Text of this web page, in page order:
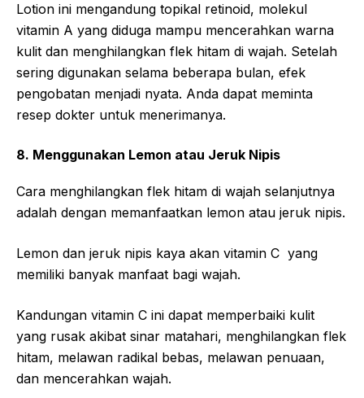
Lotion ini mengandung topikal retinoid, molekul
vitamin A yang diduga mampu mencerahkan warna
kulit dan menghilangkan flek hitam di wajah. Setelah
sering digunakan selama beberapa bulan, efek
pengobatan menjadi nyata. Anda dapat meminta
resep dokter untuk menerimanya.
8. Menggunakan Lemon atau Jeruk Nipis
Cara menghilangkan flek hitam di wajah selanjutnya
adalah dengan memanfaatkan lemon atau jeruk nipis.
Lemon dan jeruk nipis kaya akan vitamin C yang
memiliki banyak manfaat bagi wajah.
Kandungan vitamin C ini dapat memperbaiki kulit
yang rusak akibat sinar matahari, menghilangkan flek
hitam, melawan radikal bebas, melawan penuaan,
dan mencerahkan wajah.